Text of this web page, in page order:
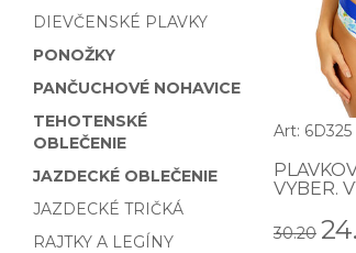
DIEVČENSKÉ PLAVKY
PONOŽKY
PANČUCHOVÉ NOHAVICE
TEHOTENSKÉ
OBLEČENIE
JAZDECKÉ OBLEČENIE
JAZDECKÉ TRIČKÁ
RAJTKY A LEGÍNY
Art: 6D325
VYBER.
30.20